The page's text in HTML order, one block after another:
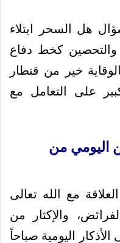
هل السحر ابتلاء
والتحصين كخط دفاع
خير من قنطار
على التعامل مع
اليومي من
مع الله تعالى
والإكثار من
اليومية صباحاً